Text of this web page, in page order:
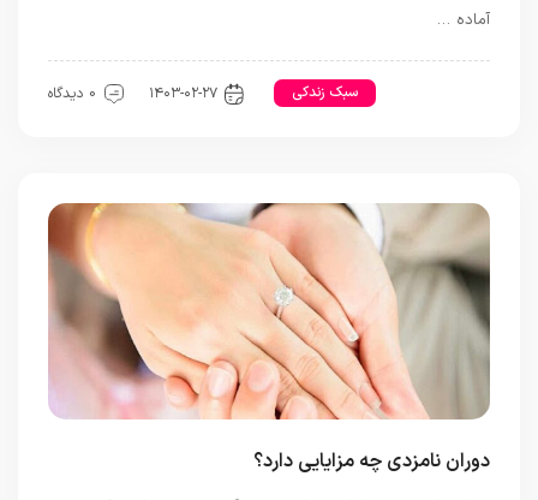
آماده …
سبک زندکی ۱۴۰۳-۰۲-۲۷ 0 دیدگاه
دوران نامزدی چه مزایایی دارد؟